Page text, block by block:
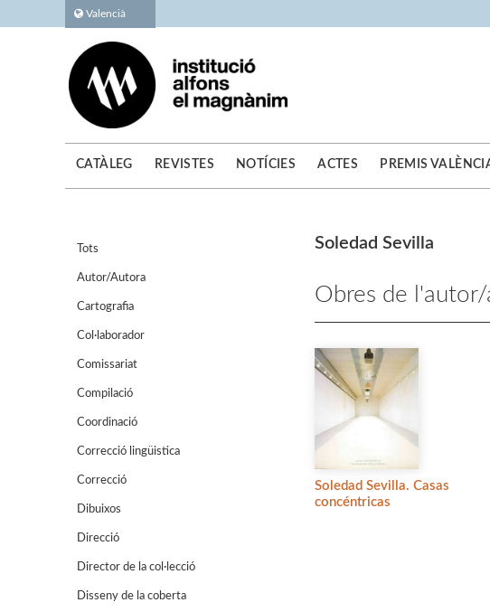
Valencià
CATÀLEG REVISTES NOTÍCIES ACTES PREMIS
Tots
Autor/Autora
Cartografia
Col·laborador
Comissariat
Compilació
Coordinació
Correcció lingüistica
Correcció
Dibuixos
Direcció
Director de la col·lecció
Disseny de la coberta
Soledad Sevilla
Obres de l'autor/
Soledad Sevilla. Casas
concéntricas